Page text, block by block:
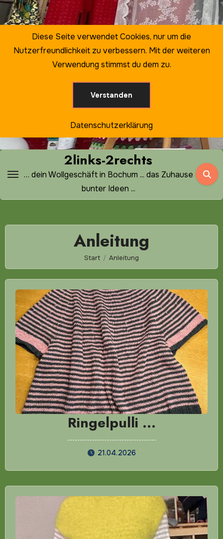
Zum
Inhalt
2links-2rechts
… dein Wollgeschäft in Bochum ... das Zuhause
bunter Ideen ...
Anleitung
Start Anleitung
Ringelpulli …
21.04.2026
Diese Seite verwendet Cookies, nur um die
Nutzerfreundlichkeit zu verbessern. Mit der weiteren
Verwendung stimmst du dem zu.
Verstanden
Datenschutzerklärung